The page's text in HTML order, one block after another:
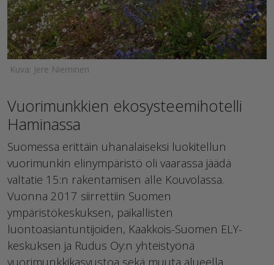
Kuva: Jere Nieminen
Vuorimunkkien ekosysteemihotelli
Haminassa
Suomessa erittäin uhanalaiseksi luokitellun
vuorimunkin elinympäristö oli vaarassa jäädä
valtatie 15:n rakentamisen alle Kouvolassa.
Vuonna 2017 siirrettiin Suomen
ympäristökeskuksen, paikallisten
luontoasiantuntijoiden, Kaakkois-Suomen ELY-
keskuksen ja Rudus Oy:n yhteistyönä
vuorimunkkikasvustoa sekä muuta alueella